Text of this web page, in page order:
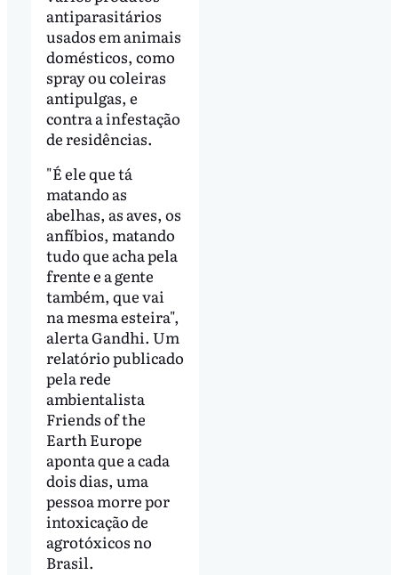
antiparasitários
usados em animais
domésticos, como
spray ou coleiras
antipulgas, e
contra a infestação
de residências.
"É ele que tá
matando as
abelhas, as aves, os
anfíbios, matando
tudo que acha pela
frente e a gente
também, que vai
na mesma esteira",
alerta Gandhi. Um
relatório publicado
pela rede
ambientalista
Friends of the
Earth Europe
aponta que a cada
dois dias, uma
pessoa morre por
intoxicação de
agrotóxicos no
Brasil.